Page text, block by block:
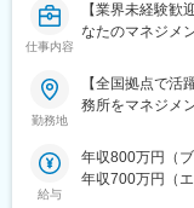
仕事内容
【業界未経験
なたのマネジメ
勤務地
【全国拠点で
務所をマネジメ
《養成期間中の
で行っています
給与
年収800万円（
年収700万円（